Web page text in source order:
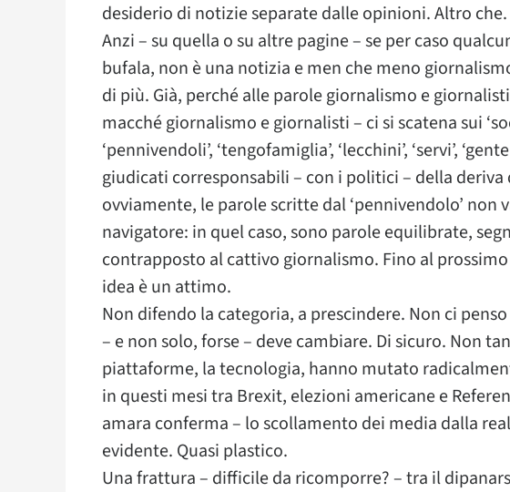
desiderio di notizie separate dalle opinioni. Altro che.
Anzi – su quella o su altre pagine – se per caso
bufala, non è una notizia e men che meno
di più. Già, perché alle parole giornalismo e
macché giornalismo e giornalisti – ci si scatena sui
‘pennivendoli’, ‘tengofamiglia’, ‘lecchini’, ‘servi’,
giudicati corresponsabili – con i politici – della deriva
ovviamente, le parole scritte dal ‘pennivendolo’ non
navigatore: in quel caso, sono parole equilibrate,
contrapposto al cattivo giornalismo. Fino al
idea è un attimo.
Non difendo la categoria, a prescindere. Non ci
– e non solo, forse – deve cambiare. Di sicuro. Non
piattaforme, la tecnologia, hanno mutato
in questi mesi tra Brexit, elezioni americane e
amara conferma – lo scollamento dei media dalla
evidente. Quasi plastico.
Una frattura – difficile da ricomporre? – tra il